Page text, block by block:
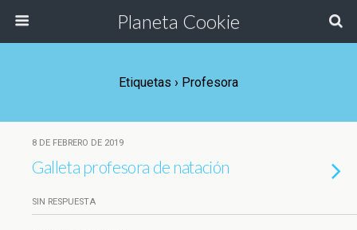
Planeta Cookie
Etiquetas › Profesora
8 DE FEBRERO DE 2019
Galleta profesora de natación
SIN RESPUESTA